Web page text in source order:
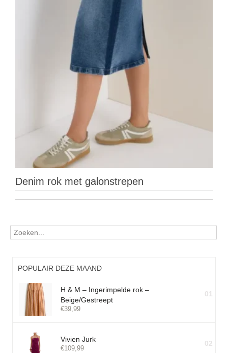
Denim rok met galonstrepen
POPULAIR DEZE MAAND
H & M – Ingerimpelde rok –
Beige/Gestreept
€39,99
01
Vivien Jurk
€109,99
02